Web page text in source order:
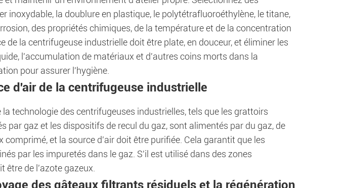
inoxydable, la doublure en plastique, le polytétrafluoroéthylène, le titane,
des propriétés chimiques, de la température et de la concentration
de la centrifugeuse industrielle doit être plate, en douceur, et éliminer les
l'accumulation de matériaux et d'autres coins morts dans la
pour assurer l'hygiène.
d'air de la centrifugeuse industrielle
technologie des centrifugeuses industrielles, tels que les grattoirs
par gaz et les dispositifs de recul du gaz, sont alimentés par du gaz, de
comprimé, et la source d'air doit être purifiée. Cela garantit que les
par les impuretés dans le gaz. S'il est utilisé dans des zones
être de l'azote gazeux.
des gâteaux filtrants résiduels et la régénération